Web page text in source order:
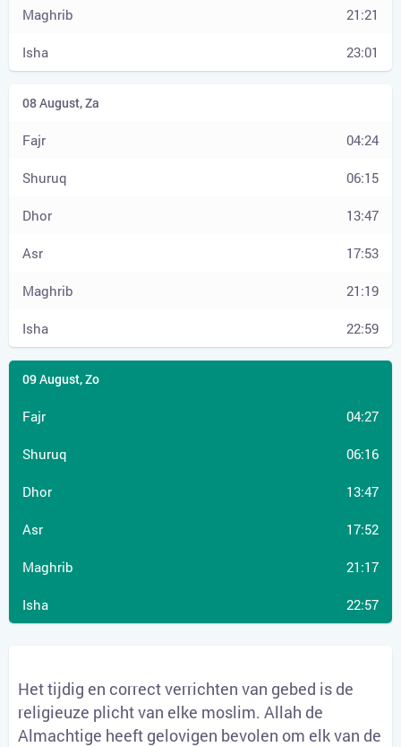
21:21
23:01
04:24
06:15
13:47
17:53
21:19
22:59
04:27
06:16
13:47
17:52
21:17
22:57
Het tijdig en correct verrichten van gebed is de
religieuze plicht van elke moslim. Allah de
Almachtige heeft gelovigen bevolen om elk van de